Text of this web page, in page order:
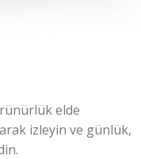
elde
izleyin ve günlük,